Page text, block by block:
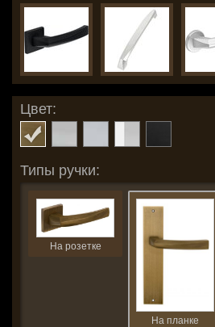
Цвет:
Типы ручки:
На розетке
На планке